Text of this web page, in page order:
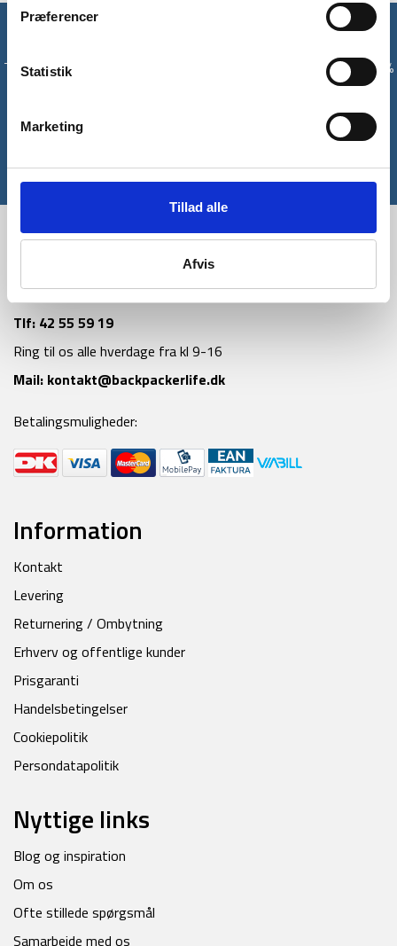
Præferencer
Statistik
Marketing
Tillad alle
Afvis
Tilmeld dig vores nyhedsbrev og modtag med det samme en 10%
Tlf: 42 55 59 19
Ring til os alle hverdage fra kl 9-16
Mail: kontakt@backpackerlife.dk
Betalingsmuligheder:
Information
Kontakt
Levering
Returnering / Ombytning
Erhverv og offentlige kunder
Prisgaranti
Handelsbetingelser
Cookiepolitik
Persondatapolitik
Nyttige links
Blog og inspiration
Om os
Ofte stillede spørgsmål
Samarbejde med os